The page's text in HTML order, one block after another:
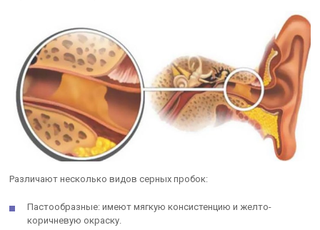
Различают несколько видов серных пробок:
Пастообразные: имеют мягкую консистенцию и желто-
коричневую окраску.